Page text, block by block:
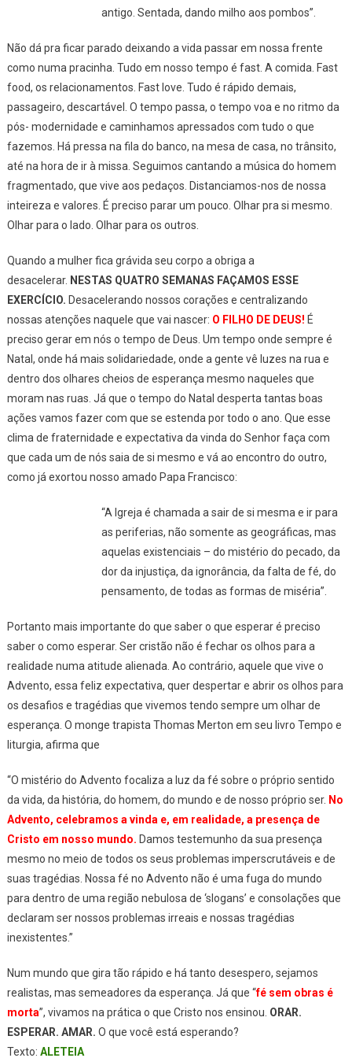
antigo. Sentada, dando milho aos pombos”.
Não dá pra ficar parado deixando a vida passar em nossa frente
como numa pracinha. Tudo em nosso tempo é fast. A comida. Fast
food, os relacionamentos. Fast love. Tudo é rápido demais,
passageiro, descartável. O tempo passa, o tempo voa e no ritmo da
pós- modernidade e caminhamos apressados com tudo o que
fazemos. Há pressa na fila do banco, na mesa de casa, no trânsito,
até na hora de ir à missa. Seguimos cantando a música do homem
fragmentado, que vive aos pedaços. Distanciamos-nos de nossa
inteireza e valores. É preciso parar um pouco. Olhar pra si mesmo.
Olhar para o lado. Olhar para os outros.
Quando a mulher fica grávida seu corpo a obriga a
desacelerar. NESTAS QUATRO SEMANAS FAÇAMOS ESSE
EXERCÍCIO. Desacelerando nossos corações e centralizando
nossas atenções naquele que vai nascer: O FILHO DE DEUS! É
preciso gerar em nós o tempo de Deus. Um tempo onde sempre é
Natal, onde há mais solidariedade, onde a gente vê luzes na rua e
dentro dos olhares cheios de esperança mesmo naqueles que
moram nas ruas. Já que o tempo do Natal desperta tantas boas
ações vamos fazer com que se estenda por todo o ano. Que esse
clima de fraternidade e expectativa da vinda do Senhor faça com
que cada um de nós saia de si mesmo e vá ao encontro do outro,
como já exortou nosso amado Papa Francisco:
“A Igreja é chamada a sair de si mesma e ir para
as periferias, não somente as geográficas, mas
aquelas existenciais – do mistério do pecado, da
dor da injustiça, da ignorância, da falta de fé, do
pensamento, de todas as formas de miséria”.
Portanto mais importante do que saber o que esperar é preciso
saber o como esperar. Ser cristão não é fechar os olhos para a
realidade numa atitude alienada. Ao contrário, aquele que vive o
Advento, essa feliz expectativa, quer despertar e abrir os olhos para
os desafios e tragédias que vivemos tendo sempre um olhar de
esperança. O monge trapista Thomas Merton em seu livro Tempo e
liturgia, afirma que
“O mistério do Advento focaliza a luz da fé sobre o próprio sentido
da vida, da história, do homem, do mundo e de nosso próprio ser. No
Advento, celebramos a vinda e, em realidade, a presença de
Cristo em nosso mundo. Damos testemunho da sua presença
mesmo no meio de todos os seus problemas imperscrutáveis e de
suas tragédias. Nossa fé no Advento não é uma fuga do mundo
para dentro de uma região nebulosa de ‘slogans’ e consolações que
declaram ser nossos problemas irreais e nossas tragédias
inexistentes.”
Num mundo que gira tão rápido e há tanto desespero, sejamos
realistas, mas semeadores da esperança. Já que “fé sem obras é
morta”, vivamos na prática o que Cristo nos ensinou. ORAR.
ESPERAR. AMAR. O que você está esperando?
Texto: ALETEIA